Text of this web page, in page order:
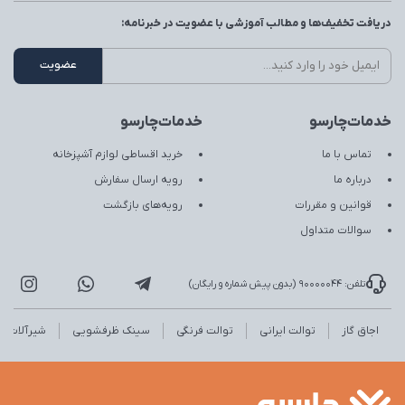
خدمات‌چارسو
تماس با ما
درباره ما
قوانین و مقررات
سوالات متداول
خدمات‌چارسو
خرید اقساطی لوازم آشپزخانه
رویه ارسال سفارش
رویه‌های بازگشت
دریافت تخفیف‌ها و مطالب آموزشی با عضویت در خبرنامه:
تلفن: 90000044 (بدون پیش شماره و رایگان)
اجاق گاز توالت ایرانی توالت فرنگی سینک ظرفشویی شیرآلات